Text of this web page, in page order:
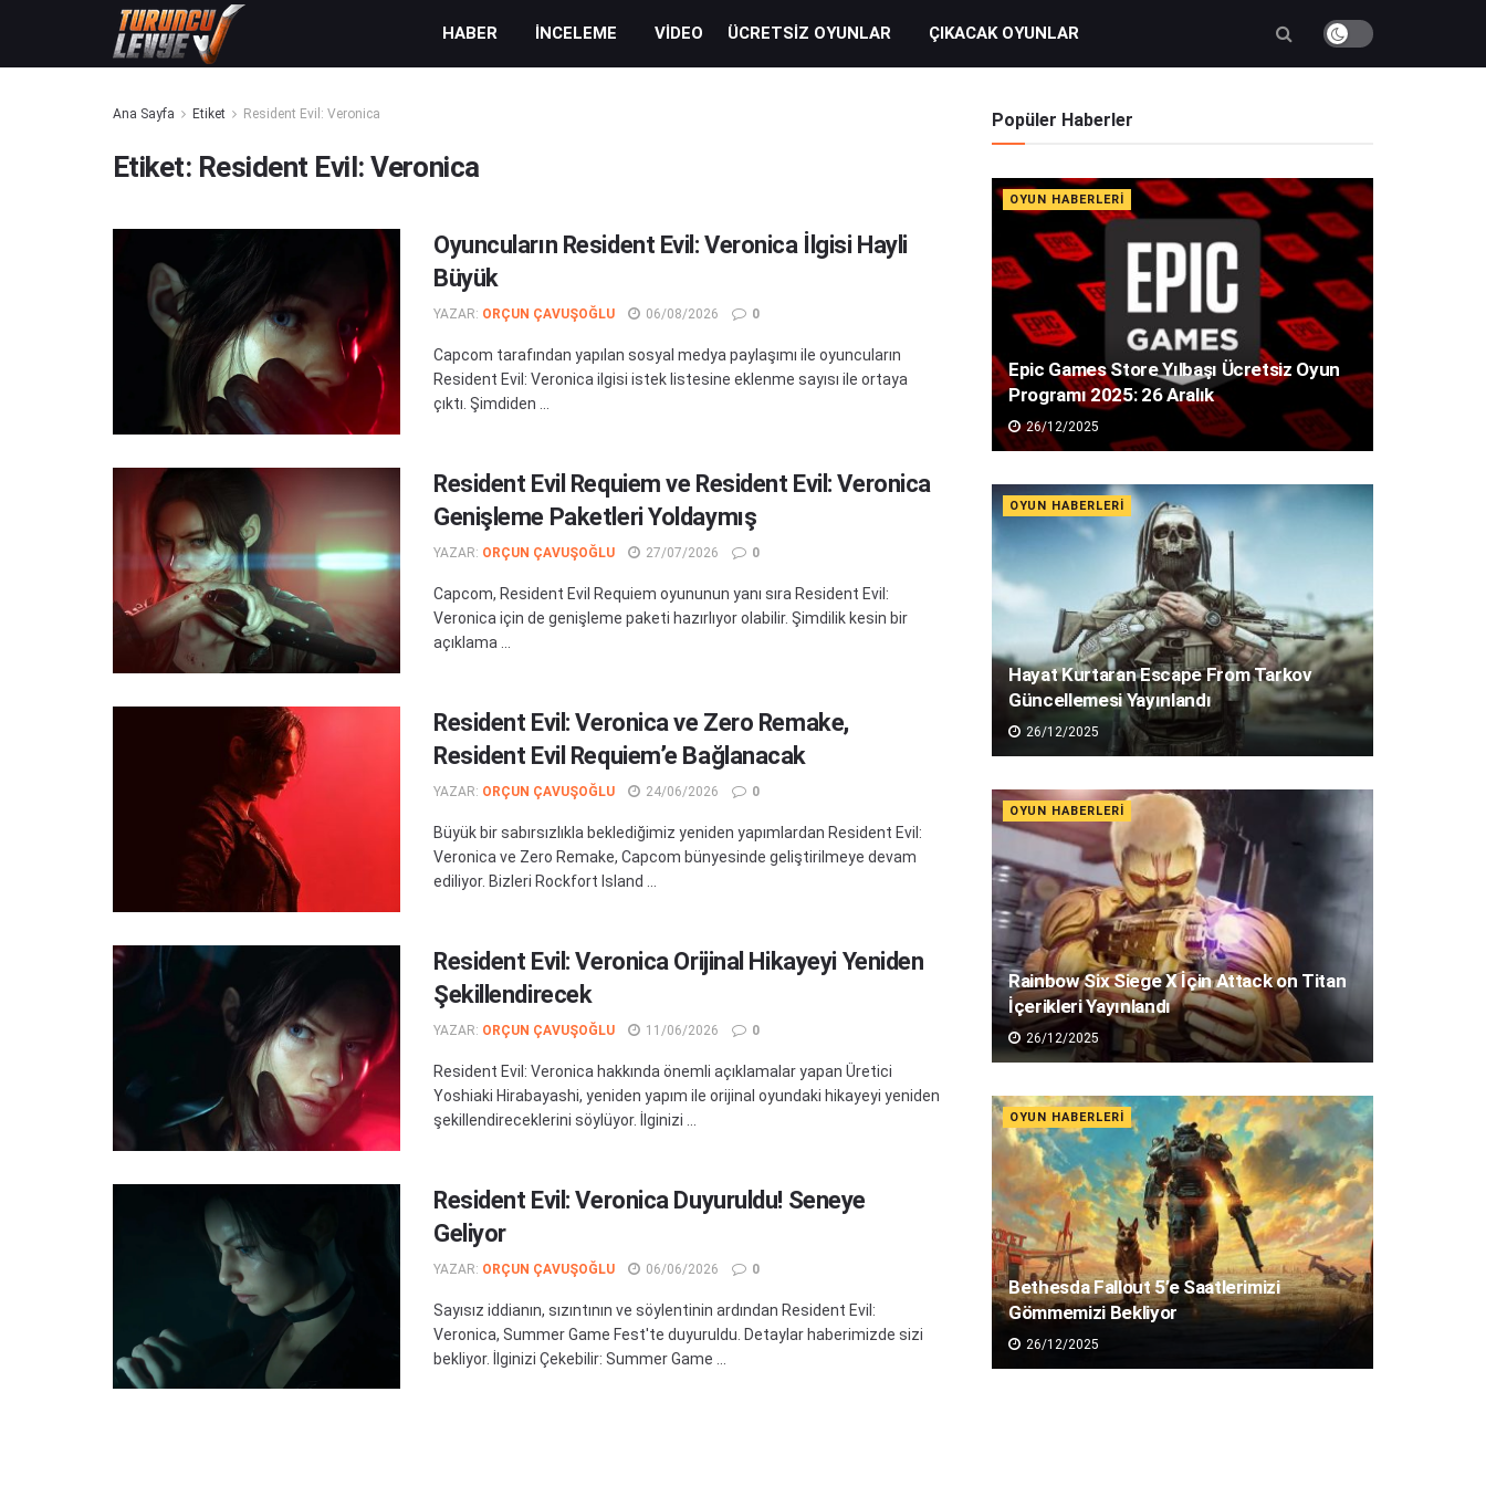
HABER İNCELEME VIDEO ÜCRETSIZ OYUNLAR ÇIKACAK OYUNLAR
Ana Sayfa Etiket Resident Evil: Veronica
Etiket: Resident Evil: Veronica
Oyuncuların Resident Evil: Veronica İlgisi Hayli
Büyük
YAZAR: ORÇUN ÇAVUŞOĞLU 06/08/2026 0
Capcom tarafından yapılan sosyal medya paylaşımı ile oyuncuların
Resident Evil: Veronica ilgisi istek listesine eklenme sayısı ile ortaya
çıktı. Şimdiden ...
Resident Evil Requiem ve Resident Evil: Veronica
Genişleme Paketleri Yoldaymış
YAZAR: ORÇUN ÇAVUŞOĞLU 27/07/2026 0
Capcom, Resident Evil Requiem oyununun yanı sıra Resident Evil:
Veronica için de genişleme paketi hazırlıyor olabilir. Şimdilik kesin bir
açıklama ...
Resident Evil: Veronica ve Zero Remake,
Resident Evil Requiem’e Bağlanacak
YAZAR: ORÇUN ÇAVUŞOĞLU 24/06/2026 0
Büyük bir sabırsızlıkla beklediğimiz yeniden yapımlardan Resident Evil:
Veronica ve Zero Remake, Capcom bünyesinde geliştirilmeye devam
ediliyor. Bizleri Rockfort Island ...
Resident Evil: Veronica Orijinal Hikayeyi Yeniden
Şekillendirecek
YAZAR: ORÇUN ÇAVUŞOĞLU 11/06/2026 0
Resident Evil: Veronica hakkında önemli açıklamalar yapan Üretici
Yoshiaki Hirabayashi, yeniden yapım ile orijinal oyundaki hikayeyi yeniden
şekillendireceklerini söylüyor. İlginizi ...
Resident Evil: Veronica Duyuruldu! Seneye
Geliyor
YAZAR: ORÇUN ÇAVUŞOĞLU 06/06/2026 0
Sayısız iddianın, sızıntının ve söylentinin ardından Resident Evil:
Veronica, Summer Game Fest'te duyuruldu. Detaylar haberimizde sizi
bekliyor. İlginizi Çekebilir: Summer Game ...
Popüler Haberler
OYUN HABERLERI
Epic Games Store Yılbaşı Ücretsiz Oyun
Programı 2025: 26 Aralık
26/12/2025
OYUN HABERLERI
Hayat Kurtaran Escape From Tarkov
Güncellemesi Yayınlandı
26/12/2025
OYUN HABERLERI
Rainbow Six Siege X İçin Attack on Titan
İçerikleri Yayınlandı
26/12/2025
OYUN HABERLERI
Bethesda Fallout 5’e Saatlerimizi
Gömmemizi Bekliyor
26/12/2025